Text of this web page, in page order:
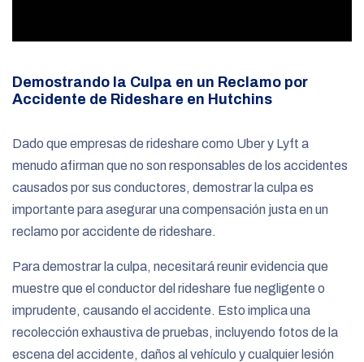
Demostrando la Culpa en un Reclamo por
Accidente de Rideshare en Hutchins
Dado que empresas de rideshare como Uber y Lyft a
menudo afirman que no son responsables de los accidentes
causados por sus conductores, demostrar la culpa es
importante para asegurar una compensación justa en un
reclamo por accidente de rideshare.
Para demostrar la culpa, necesitará reunir evidencia que
muestre que el conductor del rideshare fue negligente o
imprudente, causando el accidente. Esto implica una
recolección exhaustiva de pruebas, incluyendo fotos de la
escena del accidente, daños al vehículo y cualquier lesión